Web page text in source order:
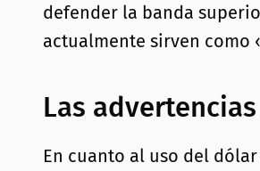
defender la banda
actualmente sirven
Las
En cuanto al uso del